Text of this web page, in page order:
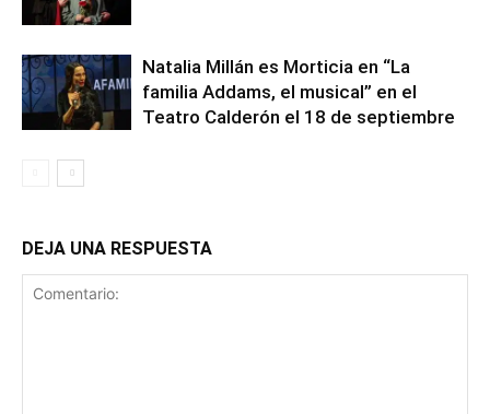
Natalia Millán es Morticia en “La
familia Addams, el musical” en el
Teatro Calderón el 18 de septiembre
DEJA UNA RESPUESTA